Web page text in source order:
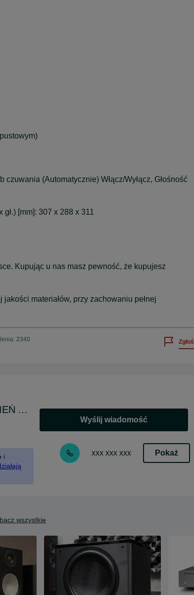
(Automatycznie) Włącz/Wyłącz, Głośność
[mm]: 307 x 288 x 311
Kupując u nas masz pewność, że kupujesz
materiałów, przy zachowaniu pełnej
2340 Zgłoś
GŁOŚNIKI SYSTEMY NAGŁOŚNIEŃ AKUSTYKA
i
Wyślij wiadomość
xxx xxx xxx Pokaż
wszystkie